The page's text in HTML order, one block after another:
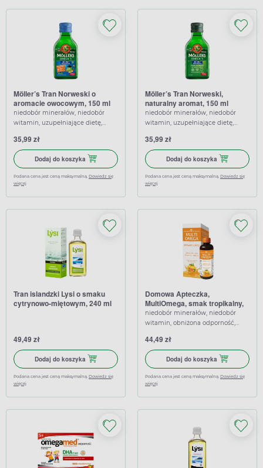
Möller’s Tran Norweski o
aromacie owocowym, 150 ml
niedobór minerałów, niedobór
witamin, uzupełniające dietę,
35,99 zł
Dodaj do koszyka Dodaj do koszyka Möller’s Tran Norweski o aromacie
Podana cena jest ceną maksymalną. Dowiedz się
więcej
Möller’s Tran Norweski,
naturalny aromat, 150 ml
niedobór minerałów, niedobór
witamin, uzupełniające dietę,
35,99 zł
Dodaj do koszyka Dodaj do
Podana cena jest ceną maksymalną. Dowiedz się
więcej
Tran islandzki Lysi o smaku
cytrynowo-miętowym, 240 ml
49,49 zł
Dodaj do koszyka Dodaj do koszyka Tran islandzki Lysi o smaku cytrynowo-
Podana cena jest ceną maksymalną. Dowiedz się
więcej
Domowa Apteczka,
MultiOmega, smak tropikalny,
250 ml
niedobór minerałów, niedobór
witamin, obniżona odporność,
wzmacniające
44,49 zł
Dodaj do koszyka Dodaj do
Podana cena jest ceną maksymalną. Dowiedz się
więcej